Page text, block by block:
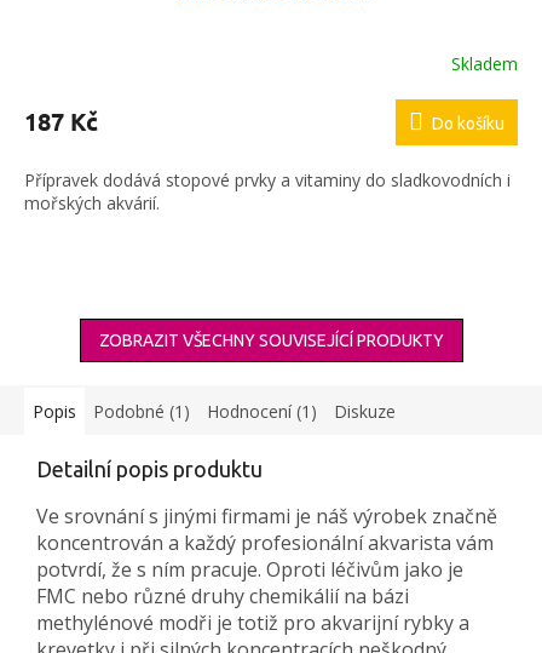
produktu
je
z
5
Skladem
187 Kč Do košíku
Přípravek dodává stopové prvky a vitaminy do sladkovodních i
mořských akvárií.
ZOBRAZIT VŠECHNY SOUVISEJÍCÍ PRODUKTY
Popis Podobné (1) Hodnocení (1) Diskuze
Detailní popis produktu
Ve srovnání s jinými firmami je náš výrobek značně
koncentrován a každý profesionální akvarista vám
potvrdí, že s ním pracuje. Oproti léčivům jako je
FMC nebo různé druhy chemikálií na bázi
methylénové modři je totiž pro akvarijní rybky a